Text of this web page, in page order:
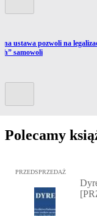
do artykułu:
ustawa pozwoli na
samowoli
Polecamy
Przejdź do:
PRZEDSPRZEDAŻ